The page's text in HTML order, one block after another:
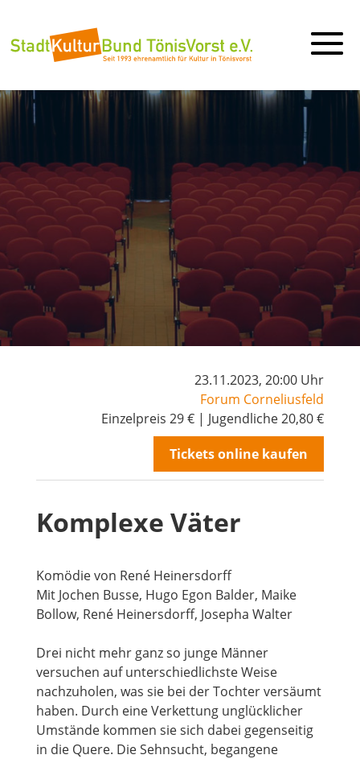
Mitglied werden
23.11.2023, 20:00 Uhr
Forum Corneliusfeld
Einzelpreis 29 € | Jugendliche 20,80 €
Tickets online kaufen
Komplexe Väter
Komödie von René Heinersdorff
Mit Jochen Busse, Hugo Egon Balder, Maike
Bollow, René Heinersdorff, Josepha Walter
Drei nicht mehr ganz so junge Männer
versuchen auf unterschiedlichste Weise
nachzuholen, was sie bei der Tochter versäumt
haben. Durch eine Verkettung unglücklicher
Umstände kommen sie sich dabei gegenseitig
in die Quere. Die Sehnsucht, begangene